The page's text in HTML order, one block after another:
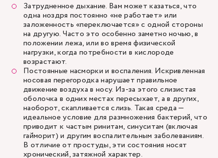
Затрудненное дыхание. Вам может казаться, что
одна ноздря постоянно «не работает» или
заложенность «переключается» с одной стороны
на другую. Часто это особенно заметно ночью, в
положении лежа, или во время физической
нагрузки, когда потребности в кислороде
возрастают.
Постоянные насморки и воспаления. Искривленная
носовая перегородка нарушает правильное
движение воздуха в носу. Из-за этого слизистая
оболочка в одних местах пересыхает, а в других,
наоборот, скапливается слизь. Такая среда —
идеальное условие для размножения бактерий, что
приводит к частым ринитам, синуситам (включая
гайморит) и другим воспалительным заболеваниям.
В отличие от простуды, эти состояния носят
хронический, затяжной характер.